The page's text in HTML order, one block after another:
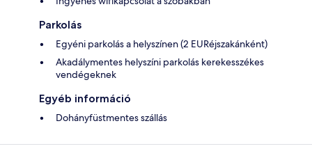
Parkolás
Egyéni parkolás a helyszínen (2 EURéjszakánként)
Akadálymentes helyszíni parkolás kerekesszékes
vendégeknek
Egyéb információ
Dohányfüstmentes szállás